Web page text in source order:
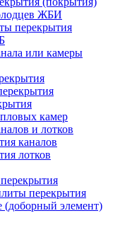
ЖБИ
перекрытия
или камеры
камер
и лотков
каналов
лотков
перекрытия
(доборный элемент)